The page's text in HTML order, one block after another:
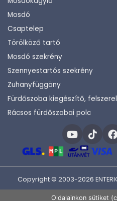
Mosdó
Csaptelep
Törölköző tartó
Mosdó szekrény
Szennyestartós szekrény
Zuhanyfüggöny
Fürdőszoba kiegészítő,
Rácsos fürdőszobai polc
Copyright © 2003-2026
Oldalainkon sütiket